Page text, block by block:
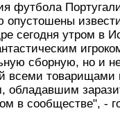
футбола
опустошены
сегодня утром в
сборную, но и
всеми товарищами
обладавшим
в сообществе", -